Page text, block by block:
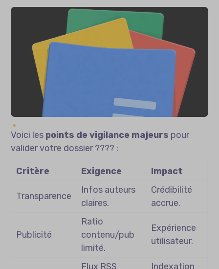
Voici les points de vigilance majeurs pour
valider votre dossier ???? :
Critère Exigence Impact
Transparence
Infos auteurs
claires.
Crédibilité
accrue.
Publicité
Ratio
contenu/pub
limité.
Expérience
utilisateur.
Flux RSS
Indexation